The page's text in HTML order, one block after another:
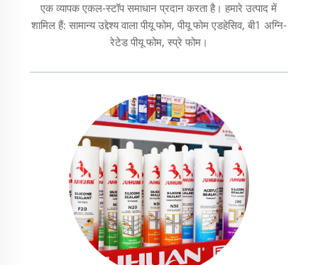
एक व्यापक एकल-स्टॉप समाधान प्रदान करता है। हमारे उत्पाद में
शामिल हैं: सामान्य उद्देश्य वाला पीयू फोम, पीयू फोम एडहेसिव, बी1 अग्नि-
रेटेड पीयू फोम, स्प्रे फोम।